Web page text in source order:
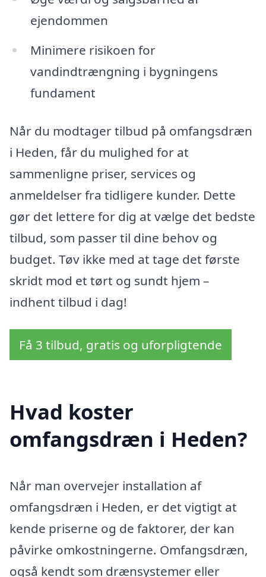
ejendommen
Minimere risikoen for
vandindtrængning i bygningens
fundament
Når du modtager tilbud på omfangsdræn
i Heden, får du mulighed for at
sammenligne priser, services og
anmeldelser fra tidligere kunder. Dette
gør det lettere for dig at vælge det bedste
tilbud, som passer til dine behov og
budget. Tøv ikke med at tage det første
skridt mod et tørt og sundt hjem –
indhent tilbud i dag!
Få 3 tilbud, gratis og uforpligtende
Hvad koster
omfangsdræn i Heden?
Når man overvejer installation af
omfangsdræn i Heden, er det vigtigt at
kende priserne og de faktorer, der kan
påvirke omkostningerne. Omfangsdræn,
også kendt som drænsystemer eller